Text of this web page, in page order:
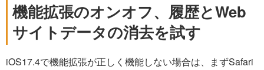
機能拡張のオンオフ、履歴とWeb
サイトデータの消去を試す
iOS17.4で機能拡張が正しく機能しない場合は、まずSafari